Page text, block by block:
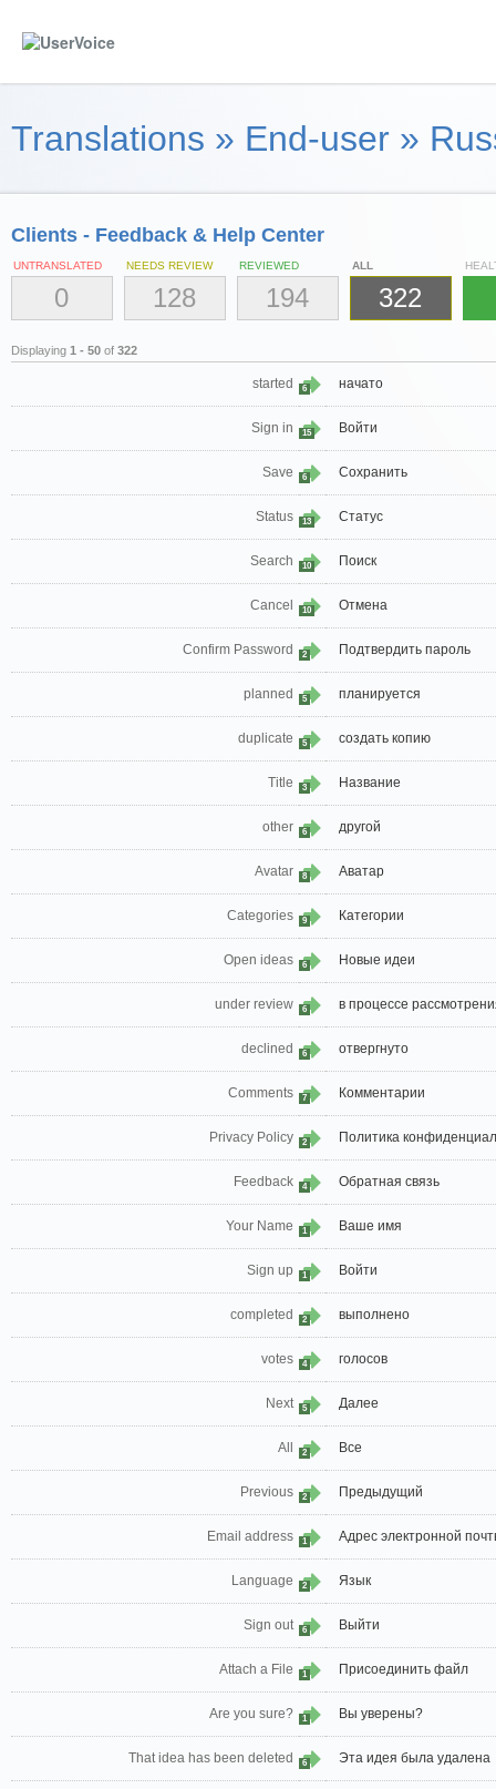
Translations » End-user »
Clients - Feedback & Help Center
UNTRANSLATED
0
NEEDS REVIEW
128
REVIEWED
194
ALL
322
Displaying 1 - 50 of 322
started 6 начато
Sign in 15 Войти
Save 6 Сохранить
Status 13 Статус
Search 10 Поиск
Cancel 10 Отмена
Confirm Password 2 Подтвердить пароль
planned 5 планируется
duplicate 5 создать копию
Title 3 Название
other 6 другой
Avatar 8 Аватар
Categories 9 Категории
Open ideas 6 Новые идеи
under review 6 в процессе
declined 6 отвергнуто
Comments 7 Комментарии
Privacy Policy 2 Политика
Feedback 4 Обратная связь
Your Name 1 Ваше имя
Sign up 1 Войти
completed 2 выполнено
votes 4 голосов
Next 5 Далее
All 2 Все
Previous 2 Предыдущий
Email address 1 Адрес электронной
Language 2 Язык
Sign out 6 Выйти
Attach a File 1 Присоединить файл
Are you sure? 1 Вы уверены?
That idea has been deleted 6 Эта идея была удалена